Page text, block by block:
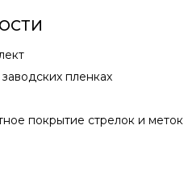
пленках
покрытие стрелок и меток